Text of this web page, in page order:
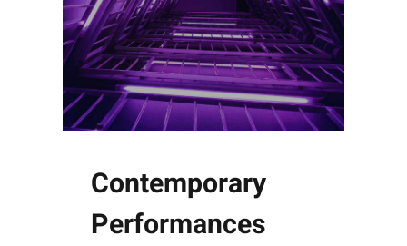
Contemporary
Performances